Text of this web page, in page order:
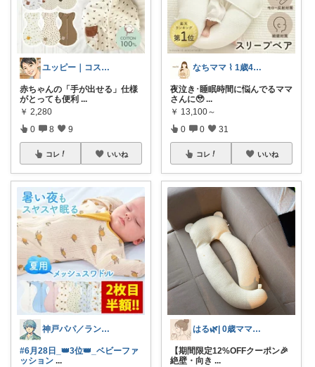
ユッピー｜コスメと子育てROOM
赤ちゃんの「手が出せる」仕様
がとっても便利 ...
￥ 2,280
0 8 9
コレ いいね
神戸パパ／ランキング＆レビュー毎日掲載
#6月28日_👑3位👑_ベビーファ
ッション ...
なちママ ⌇ 1歳4歳ママ
夜泣き･睡眠時間に悩んでるママ
さんに‪‪🥹 ...
￥ 13,100～
0 0 31
コレ いいね
はる🌿| 0歳ママの暮らし記録
【期間限定12%OFFクーポン🎉
絶壁・向き ...